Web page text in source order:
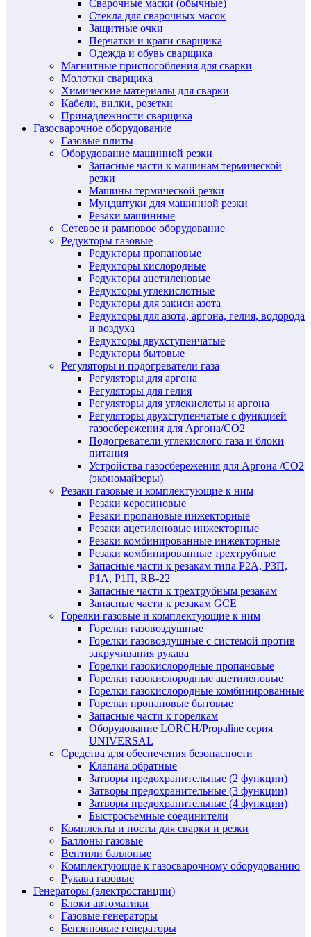
Сварочные маски (обычные)
Стекла для сварочных масок
Защитные очки
Перчатки и краги сварщика
Одежда и обувь сварщика
Магнитные приспособления для сварки
Молотки сварщика
Химические материалы для сварки
Кабели, вилки, розетки
Принадлежности сварщика
Газосварочное оборудование
Газовые плиты
Оборудование машинной резки
Запасные части к машинам термической
резки
Машины термической резки
Мундштуки для машинной резки
Резаки машинные
Сетевое и рамповое оборудование
Редукторы газовые
Редукторы пропановые
Редукторы кислородные
Редукторы ацетиленовые
Редукторы углекислотные
Редукторы для закиси азота
Редукторы для азота, аргона, гелия, водорода
и воздуха
Редукторы двухступенчатые
Редукторы бытовые
Регуляторы и подогреватели газа
Регуляторы для аргона
Регуляторы для гелия
Регуляторы для углекислоты и аргона
Регуляторы двухступенчатые c функцией
газосбережения для Аргона/СО2
Подогреватели углекислого газа и блоки
питания
Устройства газосбережения для Аргона /СО2
(экономайзеры)
Резаки газовые и комплектующие к ним
Резаки керосиновые
Резаки пропановые инжекторные
Резаки ацетиленовые инжекторные
Резаки комбинированные инжекторные
Резаки комбинированные трехтрубные
Запасные части к резакам типа Р2А, Р3П,
Р1А, Р1П, RB-22
Запасные части к трехтрубным резакам
Запасные части к резакам GCE
Горелки газовые и комплектующие к ним
Горелки газовоздушные
Горелки газовоздушные с системой против
закручивания рукава
Горелки газокислородные пропановые
Горелки газокислородные ацетиленовые
Горелки газокислородные комбинированные
Горелки пропановые бытовые
Запасные части к горелкам
Оборудование LORCH/Propaline серия
UNIVERSAL
Средства для обеспечения безопасности
Клапана обратные
Затворы предохранительные (2 функции)
Затворы предохранительные (3 функции)
Затворы предохранительные (4 функции)
Быстросъемные соединители
Комплекты и посты для сварки и резки
Баллоны газовые
Вентили баллоные
Комплектующие к газосварочному оборудованию
Рукава газовые
Генераторы (электростанции)
Блоки автоматики
Газовые генераторы
Бензиновые генераторы